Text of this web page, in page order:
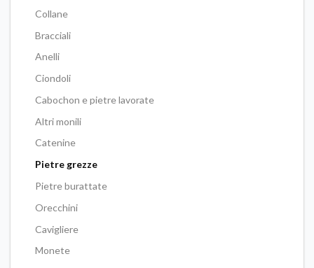
Collane
Bracciali
Anelli
Ciondoli
Cabochon e pietre lavorate
Altri monili
Catenine
Pietre grezze
Pietre burattate
Orecchini
Cavigliere
Monete